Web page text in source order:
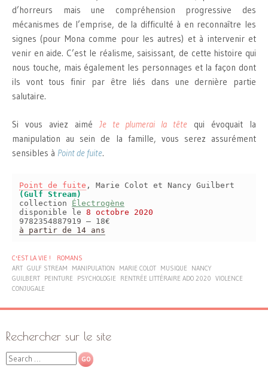
d’horreurs mais une compréhension progressive des
mécanismes de l’emprise, de la difficulté à en reconnaître les
signes (pour Mona comme pour les autres) et à intervenir et
venir en aide. C’est le réalisme, saisissant, de cette histoire qui
nous touche, mais également les personnages et la façon dont
ils vont tous finir par être liés dans une dernière partie
salutaire.
Si vous aviez aimé Je te plumerai la tête qui évoquait la
manipulation au sein de la famille, vous serez assurément
sensibles à Point de fuite.
Point de fuite , Marie Colot et Nancy Guilbert
(Gulf Stream)
collection Électrogène
disponible le 8 octobre 2020
9782354887919 – 18€
à partir de 14 ans
C'EST LA VIE !
ROMANS
ART GULF STREAM MANIPULATION MARIE COLOT MUSIQUE
NANCY
GUILBERT PEINTURE PSYCHOLOGIE RENTRÉE LITTÉRAIRE ADO 2020 VIOLENCE
CONJUGALE
Rechercher sur le site
Search